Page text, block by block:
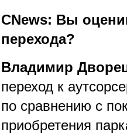
CNews: Вы
перехода?
Владимир
переход к
по сравнению с
приобретения